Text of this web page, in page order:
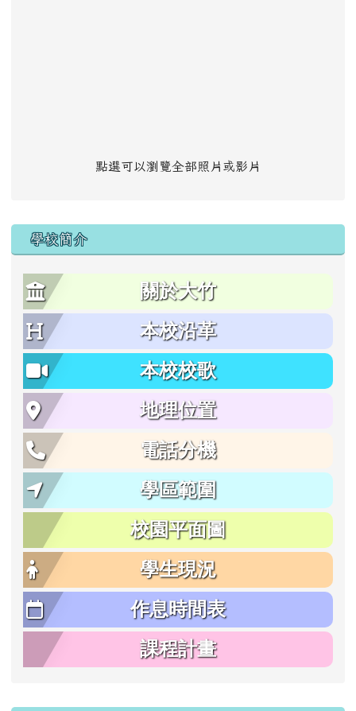
點選可以瀏覽全部照片或影片
學校簡介
關於大竹
本校沿革
本校校歌
地理位置
電話分機
學區範圍
校園平面圖
學生現況
作息時間表
課程計畫